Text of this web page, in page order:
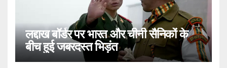
लद्दाख बॉर्डर पर भारत और चीनी सैनिकों के
बीच हुई जबरदस्त भिड़ंत